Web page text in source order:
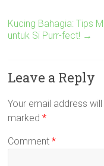
Kucing Bahagia: Tips
untuk Si Purr-fect! →
Leave a Reply
Your email address
marked*
Comment*